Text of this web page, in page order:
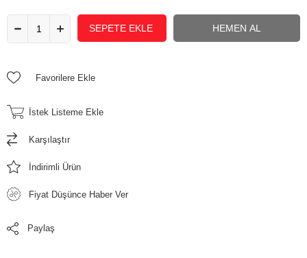
Favorilere Ekle
İstek Listeme Ekle
Karşılaştır
İndirimli Ürün
Fiyat Düşünce Haber Ver
Paylaş